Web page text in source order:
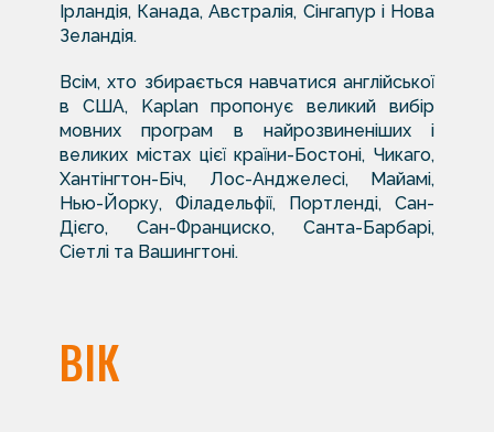
Ірландія, Канада, Австралія, Сінгапур і Нова
Зеландія.
Всім, хто збирається навчатися англійської
в США, Kaplan пропонує великий вибір
мовних програм в найрозвиненіших і
великих містах цієї країни-Бостоні, Чикаго,
Хантінгтон-Біч, Лос-Анджелесі, Майамі,
Нью-Йорку, Філадельфії, Портленді, Сан-
Дієго, Сан-Франциско, Санта-Барбарі,
Сіетлі та Вашингтоні.
ВІК